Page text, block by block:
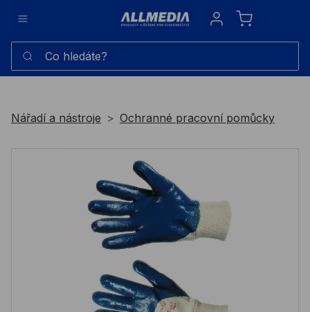
Sign in
Co hledáte?
Nářadí a nástroje Ochranné pracovní pomůcky